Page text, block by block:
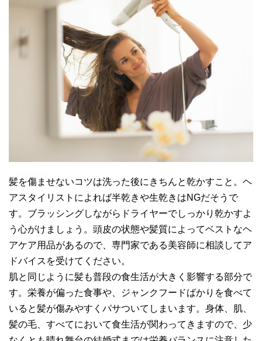
髪を傷ませないコツは洗った後にきちんと乾かすこと。ヘ
アスタイリストによれば半乾きや生乾きはNGだそうで
す。ブラッシングしながらドライヤーでしっかり乾かすよ
う心がけましょう。頭皮の状態や髪質によってベストなヘ
アケア用品があるので、専門家である美容師に相談してア
ドバイスを受けてください。
肌と同じように髪も普段の食生活が大きく影響する部分で
す。栄養が偏った食事や、ジャンクフードばかりを食べて
いると髪が傷みやすくパサついてしまいます。身体、肌、
髪の毛、すべてにおいて食生活が関わってきますので、少